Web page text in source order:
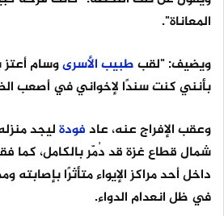
المعاناة".
ويضيف: "لقبطبيبالأسرىوسام
بأنني كنت سندًا لإخواني في أصعب
وعقب الإفراج عنه، عادفودةليجد
شمال قطاع غزة قد دُمّر بالكامل، كما
داخل أحد مراكز الإيواء متأثرًا
في ظل انعدام الدواء.